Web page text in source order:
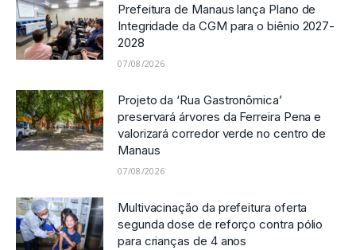
Prefeitura de Manaus lança Plano de
Integridade da CGM para o biênio 2027-
2028
07/08/2026
Projeto da ‘Rua Gastronômica’
preservará árvores da Ferreira Pena e
valorizará corredor verde no centro de
Manaus
07/08/2026
Multivacinação da prefeitura oferta
segunda dose de reforço contra pólio
para crianças de 4 anos